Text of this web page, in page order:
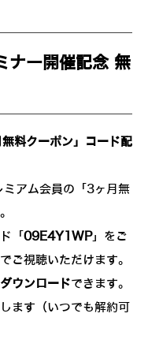
ナー開催記念 無
料クーポン」コード配
ミアム会員の「3ヶ月無
「09E4Y1WP」をご
ご視聴いただけます。
ウンロードできます。
ます（いつでも解約可